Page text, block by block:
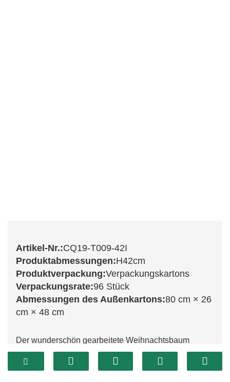
Artikel-Nr.:CQ19-T009-42I
Produktabmessungen:H42cm
Produktverpackung:Verpackungskartons
Verpackungsrate:96 Stück
Abmessungen des Außenkartons:80 cm × 26
cm × 48 cm
Der wunderschön gearbeitete Weihnachtsbaum
CQ19-T009-42I ist mit einer Höhe von 42 cm ideal für
kleinere Räume. Dank seiner kompakten Größe findet